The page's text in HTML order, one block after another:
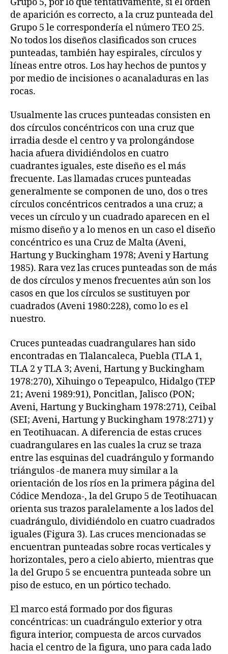
de aparición es correcto, a la cruz punteada del
Grupo 5 le correspondería el número TEO 25.
No todos los diseños clasificados son cruces
punteadas, también hay espirales, círculos y
líneas entre otros. Los hay hechos de puntos y
por medio de incisiones o acanaladuras en las
rocas.
Usualmente las cruces punteadas consisten en
dos círculos concéntricos con una cruz que
irradia desde el centro y va prolongándose
hacia afuera dividiéndolos en cuatro
cuadrantes iguales, este diseño es el más
frecuente. Las llamadas cruces punteadas
generalmente se componen de uno, dos o tres
círculos concéntricos centrados a una cruz; a
veces un círculo y un cuadrado aparecen en el
mismo diseño y a lo menos en un caso el diseño
concéntrico es una Cruz de Malta (Aveni,
Hartung y Buckingham 1978; Aveni y Hartung
1985). Rara vez las cruces punteadas son de más
de dos círculos y menos frecuentes aún son los
casos en que los círculos se sustituyen por
cuadrados (Aveni 1980:228), como lo es el
nuestro.
Cruces punteadas cuadrangulares han sido
encontradas en Tlalancaleca, Puebla (TLA 1,
TLA 2 y TLA 3; Aveni, Hartung y Buckingham
1978:270), Xihuingo o Tepeapulco, Hidalgo (TEP
21; Aveni 1989:91), Poncitlan, Jalisco (PON;
Aveni, Hartung y Buckingham 1978:271), Ceibal
(SEI; Aveni, Hartung y Buckingham 1978:271) y
en Teotihuacan. A diferencia de estas cruces
cuadrangulares en las cuales la cruz se traza
entre las esquinas del cuadrángulo y formando
triángulos -de manera muy similar a la
orientación de los ríos en la primera página del
Códice Mendoza-, la del Grupo 5 de Teotihuacan
orienta sus trazos paralelamente a los lados del
cuadrángulo, dividiéndolo en cuatro cuadrados
iguales (Figura 3). Las cruces mencionadas se
encuentran punteadas sobre rocas verticales y
horizontales, pero a cielo abierto, mientras que
la del Grupo 5 se encuentra punteada sobre un
piso de estuco, en un pórtico techado.
El marco está formado por dos figuras
concéntricas: un cuadrángulo exterior y otra
figura interior, compuesta de arcos curvados
hacia el centro de la figura, uno para cada lado